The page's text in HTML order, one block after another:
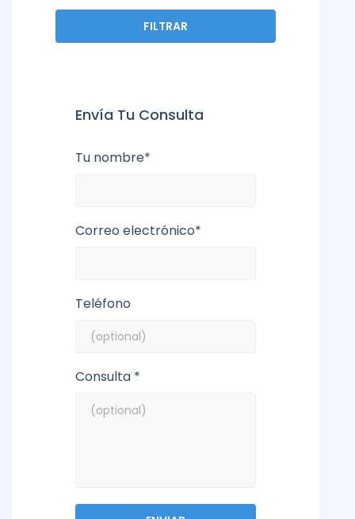
FILTRAR
Envía Tu Consulta
Tu nombre*
Correo electrónico*
Teléfono
Consulta *